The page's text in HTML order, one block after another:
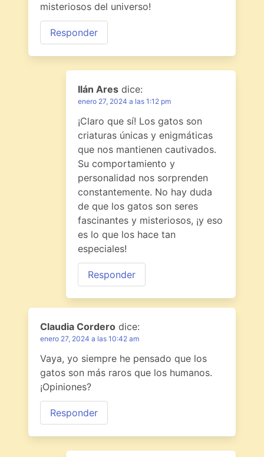
misteriosos del universo!
Responder
Ilán Ares dice:
enero 27, 2024 a las 1:12 pm
¡Claro que sí! Los gatos son
criaturas únicas y enigmáticas
que nos mantienen cautivados.
Su comportamiento y
personalidad nos sorprenden
constantemente. No hay duda
de que los gatos son seres
fascinantes y misteriosos, ¡y eso
es lo que los hace tan
especiales!
Responder
Claudia Cordero dice:
enero 27, 2024 a las 10:42 am
Vaya, yo siempre he pensado que los
gatos son más raros que los humanos.
¡Opiniones?
Responder